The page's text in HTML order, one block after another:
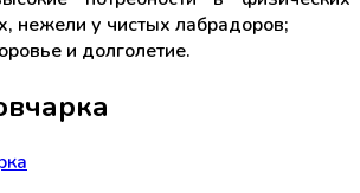
нежели у чистых лабрадоров;
и долголетие.